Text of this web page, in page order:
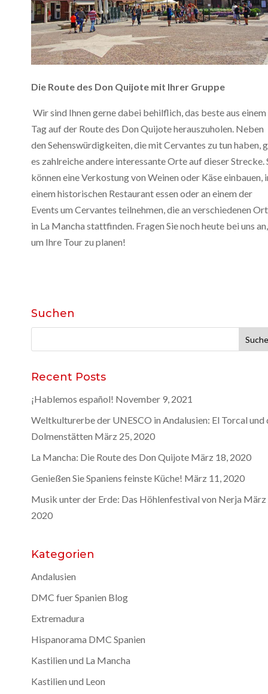
Die Route des Don Quijote mit Ihrer Gruppe
Wir sind Ihnen gerne dabei behilflich, das beste aus einem
Tag auf der Route des Don Quijote herauszuholen. Neben
den Sehenswürdigkeiten, die mit Cervantes zu tun haben,
es zahlreiche andere interessante Orte auf dieser Strecke.
können eine Verkostung von Weinen oder Käse einbauen,
einem historischen Restaurant essen oder an einem der
Events um Cervantes teilnehmen, die an verschiedenen
in La Mancha stattfinden. Fragen Sie noch heute bei uns an,
um Ihre Tour zu planen!
Suchen
nach:
Recent Posts
¡Hablemos español! November 9, 2021
Weltkulturerbe der UNESCO in Andalusien: El Torcal und
Dolmenstätten März 25, 2020
La Mancha: Die Route des Don Quijote März 18, 2020
Genießen Sie Spaniens feinste Küche! März 11, 2020
Musik unter der Erde: Das Höhlenfestival von Nerja März
2020
Kategorien
Andalusien
DMC fuer Spanien Blog
Extremadura
Hispanorama DMC Spanien
Kastilien und La Mancha
Kastilien und Leon